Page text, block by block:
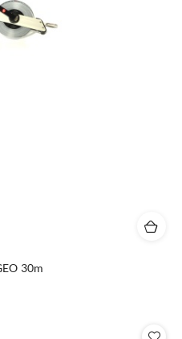
30m